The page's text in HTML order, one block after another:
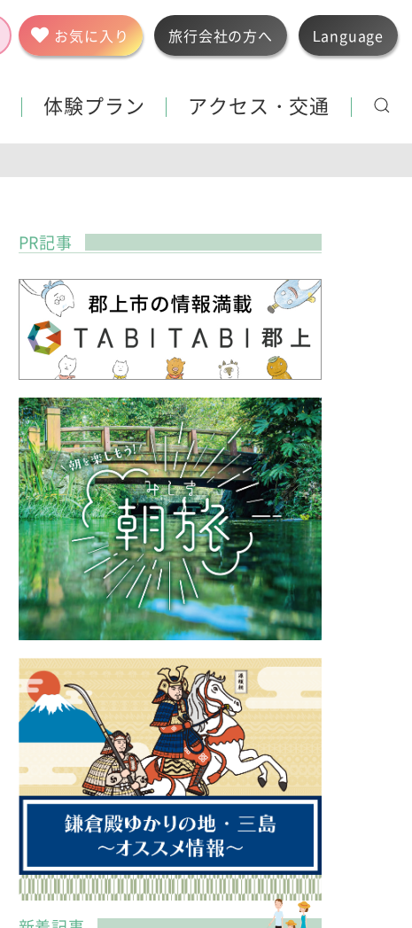
お気に入り 旅行会社の方へ Language
体験プラン アクセス・交通
PR記事